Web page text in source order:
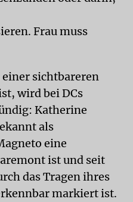
Frau muss
einer sichtbareren
wird bei DCs
Katherine
als
eine
ist und seit
das Tragen ihres
markiert ist.